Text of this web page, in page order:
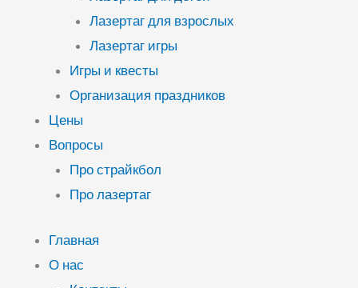
Лазертаг для взрослых
Лазертаг игры
Игры и квесты
Организация праздников
Цены
Вопросы
Про страйкбол
Про лазертаг
Главная
О нас